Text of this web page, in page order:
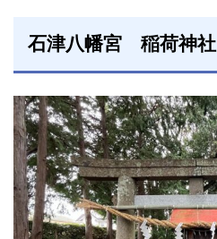
石津八幡宮 稲荷神社